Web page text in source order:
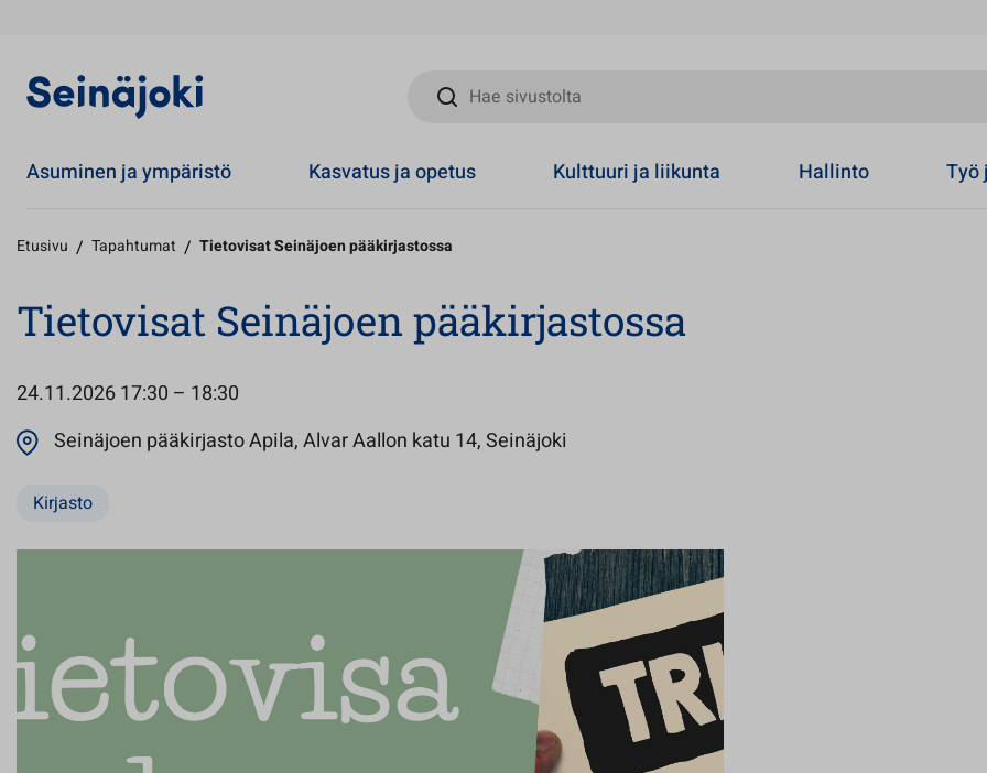
Hae sivustolta
Asuminen ja ympäristö Kasvatus ja opetus Kulttuuri ja liikunta Hallinto Työ
Etusivu / Tapahtumat / Tietovisat Seinäjoen pääkirjastossa
Tietovisat Seinäjoen pääkirjastossa
24.11.202617:30 – 18:30
Seinäjoen pääkirjasto Apila, Alvar Aallon katu 14, Seinäjoki
Kirjasto